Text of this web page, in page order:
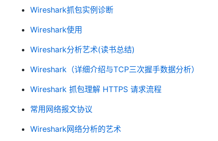
Wireshark抓包实例诊断
Wireshark使用
Wireshark分析艺术(读书总结)
Wireshark（详细介绍与TCP三次握手数据分析）
Wireshark 抓包理解 HTTPS 请求流程
常用网络报文协议
Wireshark网络分析的艺术